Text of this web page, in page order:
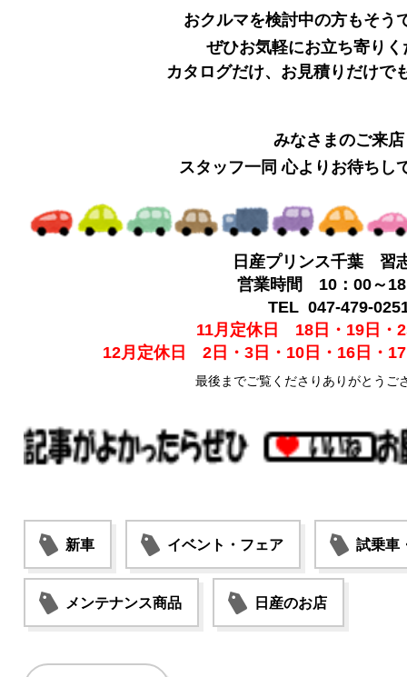
おクルマを検討中の方もそう
ぜひお気軽にお立ち寄りく
カタログだけ、お見積りだけで
みなさまのご来店
スタッフ一同 心よりお待ちし
日産プリンス千葉 習
営業時間 10：00～
TEL 047-479-
11月定休日 18日・19日・
12月定休日 2日・3日・10日・16日・
最後までご覧くださりありがとうご
新車 イベント・フェア 試乗車
メンテナンス商品 日産のお店